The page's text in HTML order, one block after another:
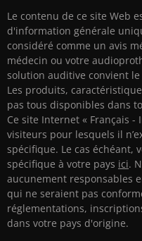
Le contenu de ce site Web
d'information générale
considéré comme un avis
médecin ou votre
solution auditive convient
Les produits,
pas tous disponibles dans
Ce site Internet « Français
visiteurs pour lesquels il
spécifique. Le cas échéant,
spécifique à votre pays ici.
aucunement responsables
qui ne seraient pas
réglementations,
dans votre pays d'origine.